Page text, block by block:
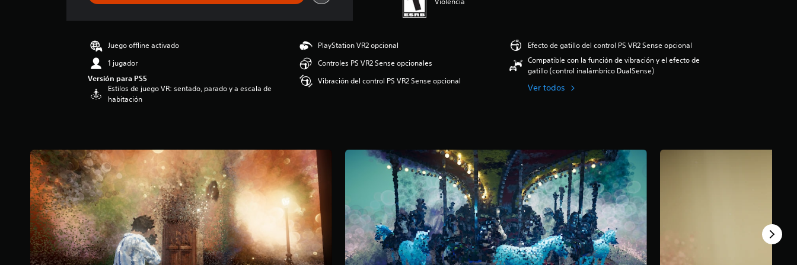
c
ó
p
r
m
:
3
.
6
9
e
s
t
r
e
Juego offline activado
1 jugador
Versión para PS5
Estilos de juego VR: sentado, parado y a escala de
habitación
PlayStation VR2 opcional
Controles PS VR2 Sense opcionales
Vibración del control PS VR2 Sense opcional
Efecto de gatillo del control PS VR2 Sense opcional
Compatible con la función de vibración y el efecto de
gatillo (control inalámbrico DualSense)
Ver todos